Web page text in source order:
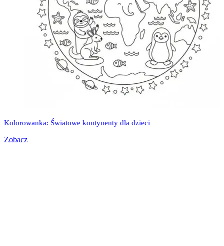
Kolorowanka: Światowe kontynenty dla dzieci
Zobacz